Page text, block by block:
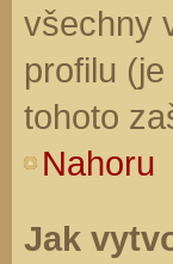
všechny
profilu
tohoto
Nahoru
Jak